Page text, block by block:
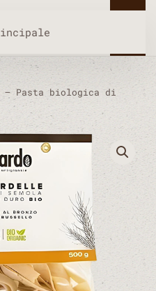
– Pasta biologica di